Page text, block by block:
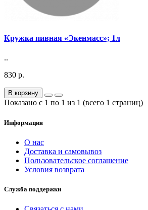
Кружка пивная «Экенмасс»; 1л
..
830 р.
В корзину
Показано с 1 по 1 из 1 (всего 1 страниц)
Информация
О нас
Доставка и самовывоз
Пользовательское соглашение
Условия возврата
Служба поддержки